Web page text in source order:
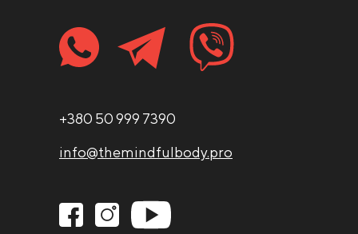
+380 50 999 7390
info@themindfulbody.pro